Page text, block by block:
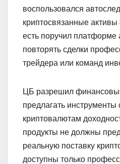
воспользовался
криптосвязанные
есть поручил платформе
повторять сделки
трейдера или команд
ЦБ разрешил
предлагать инструменты
криптовалютам
продукты не должны
реальную поставку
доступны только